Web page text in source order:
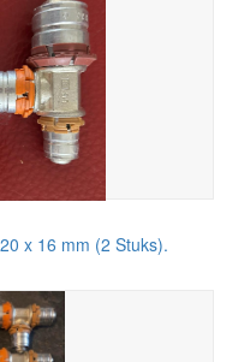
x 16 mm (2 Stuks).